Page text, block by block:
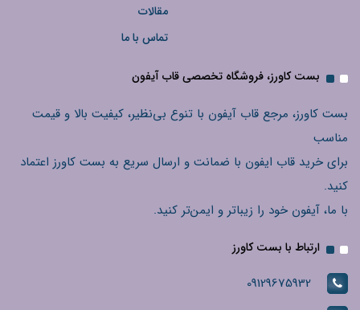
مقالات
تماس با ما
بست کاورز، فروشگاه تخصصی قاب آیفون
بست کاورز، مرجع قاب آیفون با تنوع بی‌نظیر، کیفیت بالا و قیمت
مناسب
برای خرید قاب ایفون با ضمانت و ارسال سریع به بست کاورز اعتماد
کنید.
با ما، آیفون خود را زیباتر و ایمن‌تر کنید.
ارتباط با بست کاورز
09129675932